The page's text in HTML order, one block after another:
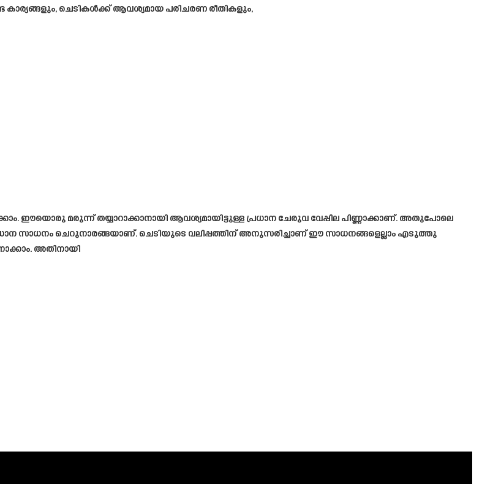
കാര്യങ്ങളും, ചെടികൾക്ക് ആവശ്യമായ പരിചരണ രീതികളും,
ഈയൊരു മരുന്ന് തയ്യാറാക്കാനായി ആവശ്യമായിട്ടുള്ള പ്രധാന ചേരുവ വേപ്പില പിണ്ണാക്കാണ്. അതുപോലെ
സാധനം ചെറുനാരങ്ങയാണ്. ചെടിയുടെ വലിപ്പത്തിന് അനുസരിച്ചാണ് ഈ സാധനങ്ങളെല്ലാം എടുത്തു
അതിനായി